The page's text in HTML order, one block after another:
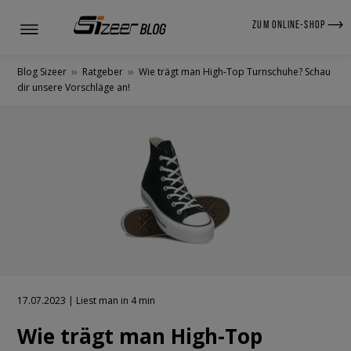
ZUM ONLINE-SHOP
Blog Sizeer » Ratgeber » Wie trägt man High-Top Turnschuhe? Schau
dir unsere Vorschläge an!
17.07.2023 | Liest man in 4 min
Wie trägt man High-Top